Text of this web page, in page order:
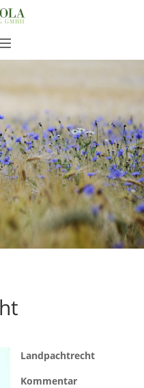
Landpachtrecht
Kommentar